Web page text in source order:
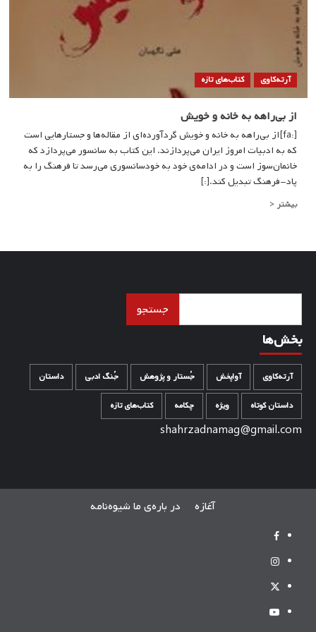
آرته‌کاوی کتاب‌های تازه
از بی‌راهه به خانه و خویش
[:fa]از بی‌راهه به خانه و خویش گردآورده‌‌ای از مقاله‌ها و جستارهایی است
که به ادبیات امروز ایران می‌پردازند. این کتاب به سانسور می‌پردازد که
خانمان‌سوز است و در ادامه‌ی خود به خودسانسوری می‌رسد تا فرهنگ را به
پاد-فرهنگ تبدیل کند.[:]
بیشتر <
و
جستجو
بخش‌ها
آرته‌کاوی آواپخش جُستار و پژوهش جُنگ ادبی داستان
داستان کوتاه ویژه چکامه کتاب‌های تازه
shahrzadnamag@gmail.com
آغازه در باره‌ی ما شیوه‌نامه
[:fa]Facebook[:]
[:fa]Instagram[:]
[:fa]Twitter[:]
Youtube